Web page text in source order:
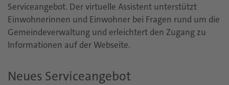
Serviceangebot. Der virtuelle Assistent unterstützt
Einwohnerinnen und Einwohner bei Fragen rund um die
Gemeindeverwaltung und erleichtert den Zugang zu
Informationen auf der Webseite.
Neues Serviceangebot